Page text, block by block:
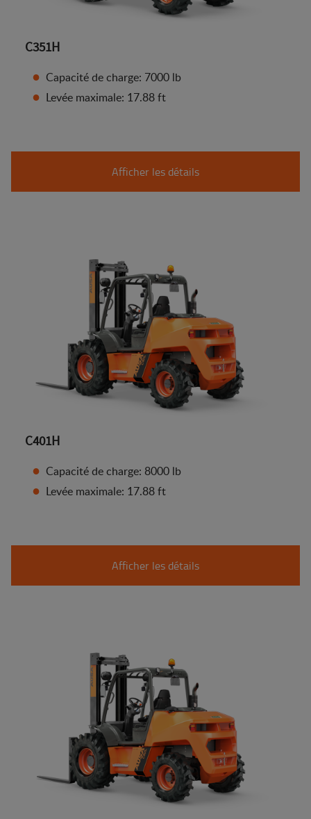
C351H
Capacité de charge: 7000 lb
Levée maximale: 17.88 ft
Afficher les détails
C401H
Capacité de charge: 8000 lb
Levée maximale: 17.88 ft
Afficher les détails